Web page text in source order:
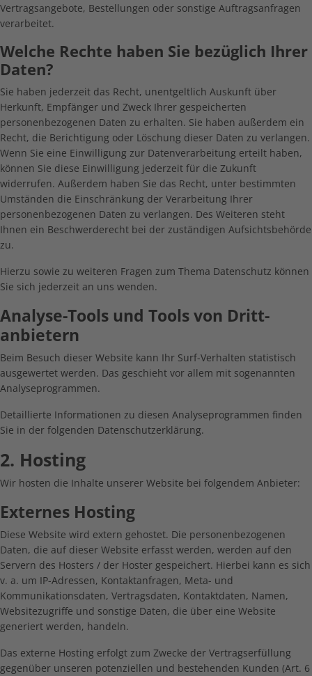
Vertragsangebote, Bestellungen oder sonstige Auftragsanfragen
verarbeitet.
Welche Rechte haben Sie bezüglich Ihrer
Daten?
Sie haben jederzeit das Recht, unentgeltlich Auskunft über
Herkunft, Empfänger und Zweck Ihrer gespeicherten
personenbezogenen Daten zu erhalten. Sie haben außerdem ein
Recht, die Berichtigung oder Löschung dieser Daten zu verlangen.
Wenn Sie eine Einwilligung zur Datenverarbeitung erteilt haben,
können Sie diese Einwilligung jederzeit für die Zukunft
widerrufen. Außerdem haben Sie das Recht, unter bestimmten
Umständen die Einschränkung der Verarbeitung Ihrer
personenbezogenen Daten zu verlangen. Des Weiteren steht
Ihnen ein Beschwerderecht bei der zuständigen Aufsichtsbehörde
zu.
Hierzu sowie zu weiteren Fragen zum Thema Datenschutz können
Sie sich jederzeit an uns wenden.
Analyse-Tools und Tools von Dritt­
anbietern
Beim Besuch dieser Website kann Ihr Surf-Verhalten statistisch
ausgewertet werden. Das geschieht vor allem mit sogenannten
Analyseprogrammen.
Detaillierte Informationen zu diesen Analyseprogrammen finden
Sie in der folgenden Datenschutzerklärung.
2. Hosting
Wir hosten die Inhalte unserer Website bei folgendem Anbieter:
Externes Hosting
Diese Website wird extern gehostet. Die personenbezogenen
Daten, die auf dieser Website erfasst werden, werden auf den
Servern des Hosters / der Hoster gespeichert. Hierbei kann es sich
v. a. um IP-Adressen, Kontaktanfragen, Meta- und
Kommunikationsdaten, Vertragsdaten, Kontaktdaten, Namen,
Websitezugriffe und sonstige Daten, die über eine Website
generiert werden, handeln.
Das externe Hosting erfolgt zum Zwecke der Vertragserfüllung
gegenüber unseren potenziellen und bestehenden Kunden (Art. 6